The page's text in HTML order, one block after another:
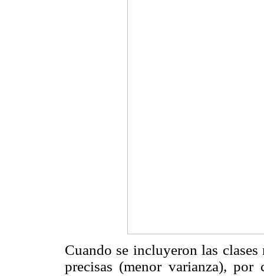
Cuando se incluyeron las
precisas (menor varianza),